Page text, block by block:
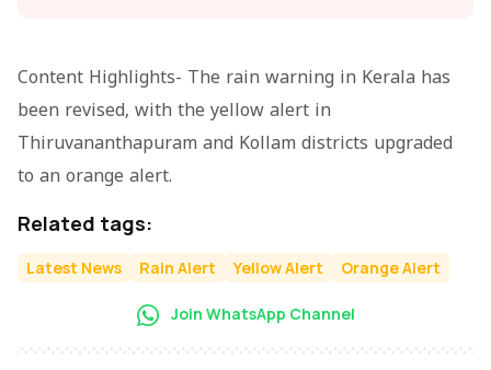
Content Highlights- The rain warning in Kerala has
been revised, with the yellow alert in
Thiruvananthapuram and Kollam districts upgraded
to an orange alert.
Related tags:
Latest News Rain Alert Yellow Alert Orange Alert
Join WhatsApp Channel